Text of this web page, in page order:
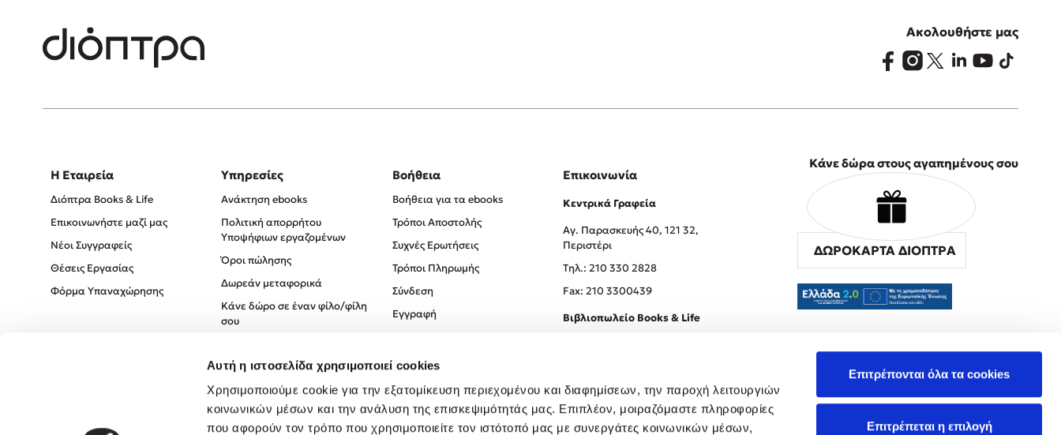
Αυτή η ιστοσελίδα χρησιμοποιεί cookies
Χρησιμοποιούμε cookie για την εξατομίκευση περιεχομένου και διαφημίσεων, την παροχή λειτουργιών
κοινωνικών μέσων και την ανάλυση της επισκεψιμότητάς μας. Επιπλέον, μοιραζόμαστε πληροφορίες
που αφορούν τον τρόπο που χρησιμοποιείτε τον ιστότοπό μας με συνεργάτες κοινωνικών μέσων,
Επιτρέπονται όλα τα cookies
Επιτρέπεται η επιλογή
Ακολουθήστε μας
Η Εταιρεία
Διόπτρα Books & Life
Επικοινωνήστε μαζί μας
Νέοι Συγγραφείς
Θέσεις Εργασίας
Φόρμα Υπαναχώρησης
Υπηρεσίες
Ανάκτηση ebooks
Πολιτική απορρήτου
Υποψήφιων εργαζομένων
Όροι πώλησης
Δωρεάν μεταφορικά
Κάνε δώρο σε έναν φίλο/φίλη
σου
Πολιτική Απορρήτου
Όροι χρήσης
Βοήθεια
Βοήθεια για τα ebooks
Τρόποι Αποστολής
Συχνές Ερωτήσεις
Τρόποι Πληρωμής
Σύνδεση
Εγγραφή
Επικοινωνία
Κεντρικά Γραφεία
Αγ. Παρασκευής 40, 121 32,
Περιστέρι
Tηλ.: 210 330 2828
Fax: 210 3300439
Βιβλιοπωλείο Books & Life
Κάνε δώρα στους αγαπημένους σου
ΔΩΡΟΚΑΡΤΑ ΔΙΟΠΤΡΑ